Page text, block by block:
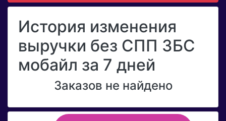
История изменения
выручки без СПП ЗБС
мобайл за 7 дней
Заказов не найдено